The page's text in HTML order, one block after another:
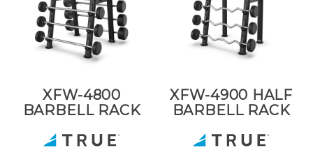
XFW-4800
BARBELL RACK
XFW-4900 HALF
BARBELL RACK